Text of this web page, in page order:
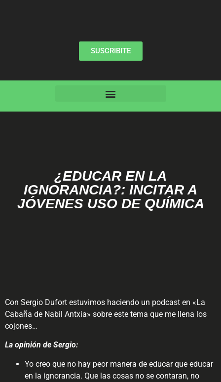
SUSCRIBITE
¿EDUCAR EN LA
IGNORANCIA?: INCITAR A
JÓVENES USO DE QUÍMICA
Con Sergio Dufort estuvimos haciendo un podcast en «La
Cabaña de Nabil Antxia» sobre este tema que me llena los
cojones…
La opinión de Sergio:
Yo creo que no hay peor manera de educar que educar
en la ignorancia. Que las cosas no se contaran, no